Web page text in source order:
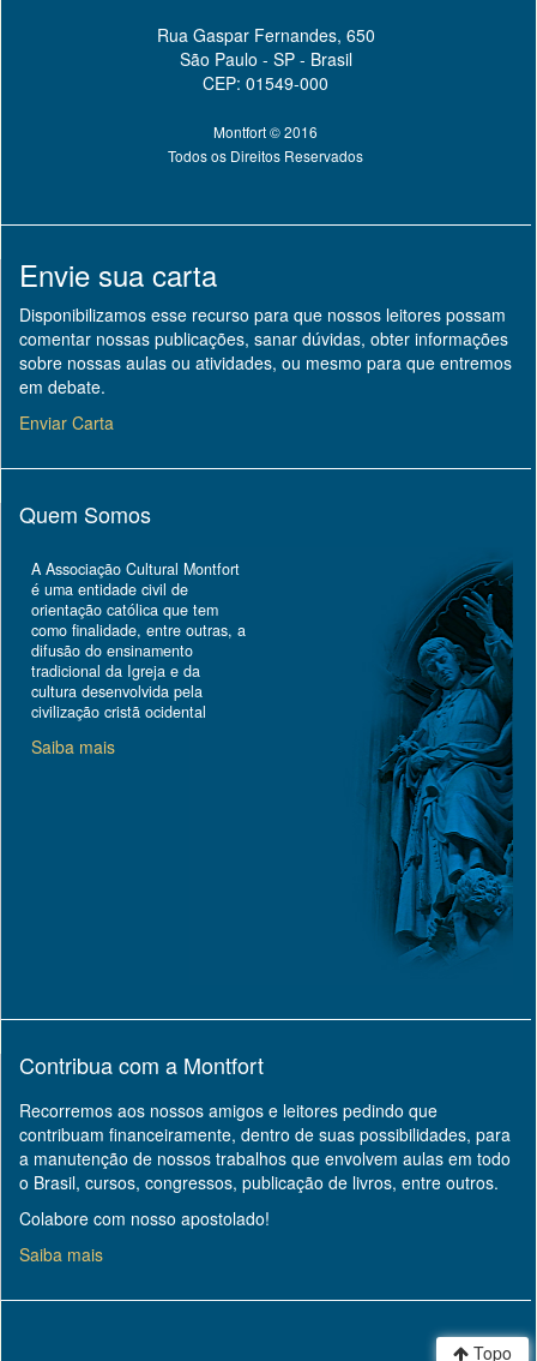
Topo
Rua Gaspar Fernandes, 650
São Paulo - SP - Brasil
CEP: 01549-000
Montfort © 2016
Todos os Direitos Reservados
Envie sua carta
Disponibilizamos esse recurso para que nossos leitores possam
comentar nossas publicações, sanar dúvidas, obter informações
sobre nossas aulas ou atividades, ou mesmo para que entremos
em debate.
Enviar Carta
Quem Somos
A Associação Cultural Montfort
é uma entidade civil de
orientação católica que tem
como finalidade, entre outras, a
difusão do ensinamento
tradicional da Igreja e da
cultura desenvolvida pela
civilização cristã ocidental
Saiba mais
Contribua com a Montfort
Recorremos aos nossos amigos e leitores pedindo que
contribuam financeiramente, dentro de suas possibilidades, para
a manutenção de nossos trabalhos que envolvem aulas em todo
o Brasil, cursos, congressos, publicação de livros, entre outros.
Colabore com nosso apostolado!
Saiba mais